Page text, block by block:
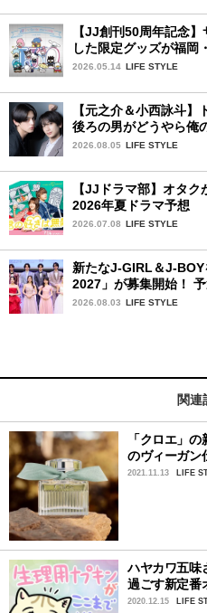
【JJ創刊50周年記念
した限定グッズが福岡
UPストア！
2026.05.14 LIFE STYLE
【元之介＆小西詠斗
後ろの男がどうやら俺
タビュー♡ 「自然と詠
2026.08.05 LIFE STYLE
【JJドラマ部】オタク
2026年夏ドラマ予想
2026.07.08 LIFE STYLE
新たなJ-GIRL＆J-
2027」が募集開始！
視した「新システム」
2026.08.03 LIFE STYLE
関連
「クロエ」
のヴィーガン
2021.11.13 LIFE
ハヤカワ五味
過ごす新定番
2020.12.15 LIFE